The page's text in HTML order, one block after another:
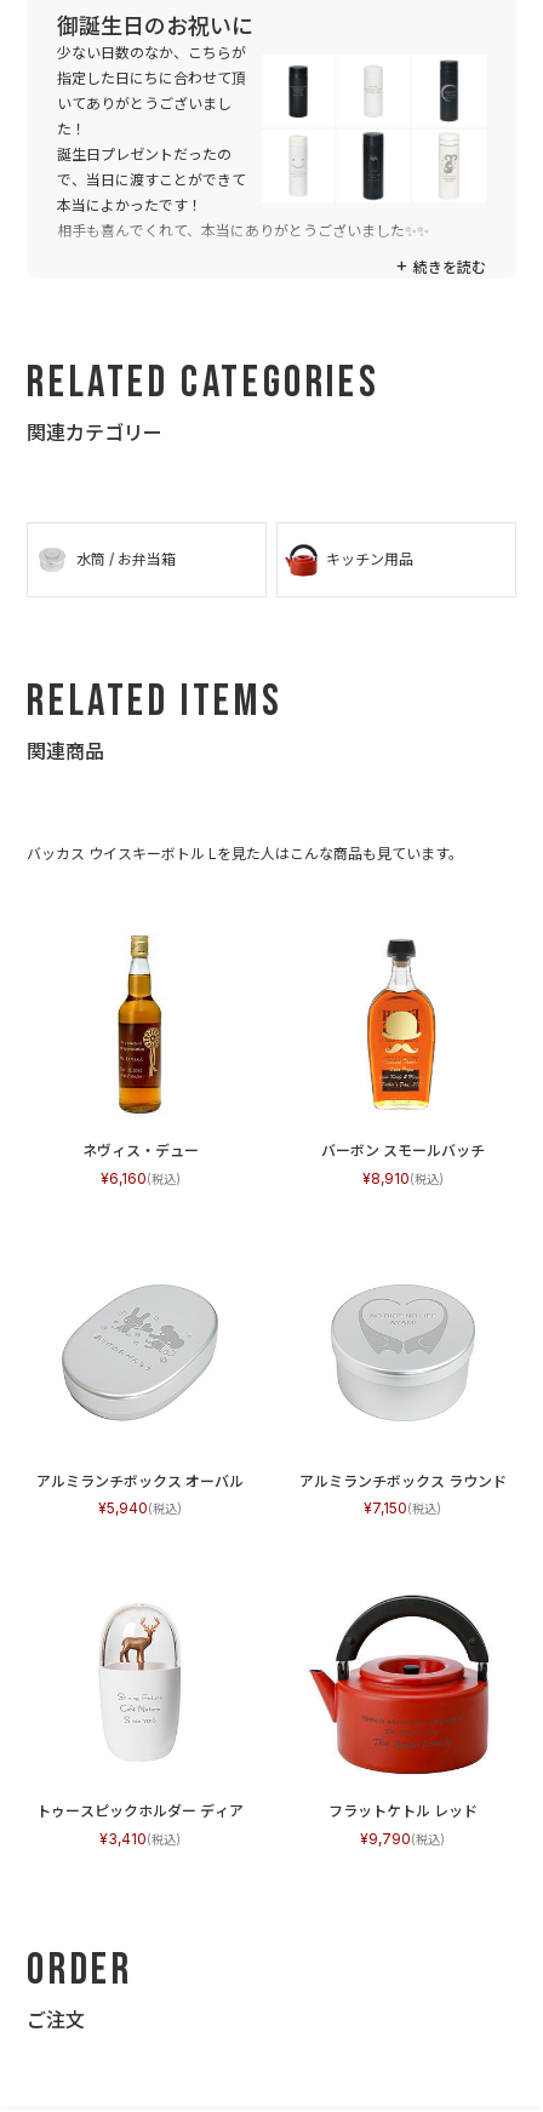
御誕生日のお祝いに
少ない日数のなか、こちらが
指定した日にちに合わせて頂
いてありがとうございまし
た！
誕生日プレゼントだったの
で、当日に渡すことができて
本当によかったです！
相手も喜んでくれて、本当にありがとうございました✨✨
続きを読む
Related Categories
関連カテゴリー
水筒 / お弁当箱 キッチン用品
Related Items
関連商品
バッカス ウイスキーボトル Lを見た人はこんな商品も見ています。
ネヴィス・デュー
6,160
バーボン スモールバッチ
8,910
アルミランチボックス オーバル
5,940
アルミランチボックス ラウンド
7,150
トゥースピックホルダー ディア
3,410
フラットケトル レッド
9,790
Order
ご注文